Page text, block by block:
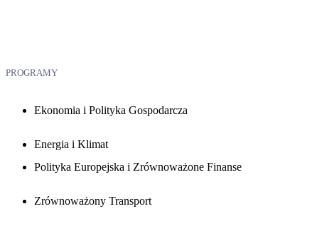
PROGRAMY
Ekonomia i Polityka Gospodarcza
Energia i Klimat
Polityka Europejska i Zrównoważone Finanse
Zrównoważony Transport